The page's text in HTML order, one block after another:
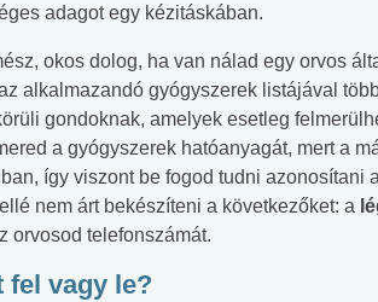
adagot egy kézitáskában.
okos dolog, ha van nálad egy orvos
alkalmazandó gyógyszerek listájával
gondoknak, amelyek esetleg
a gyógyszerek hatóanyagát, mert a
így viszont be fogod tudni azonosítani
nem árt bekészíteni a következőket: a
orvosod telefonszámát.
fel vagy le?